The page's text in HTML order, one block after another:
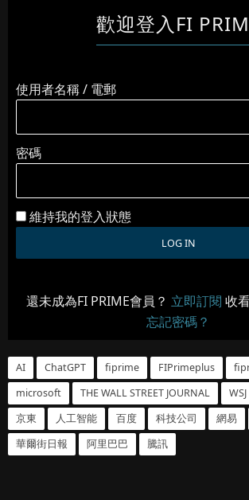
歡迎登入FI
使用者名稱 / 電郵
密碼
維持我的登入狀態
還未成為FI PRIME會員？ 立即訂閱 收
忘記密碼？
AI ChatGPT fiprime FIPrimeplus
microsoft
THE WALL STREET JOURNAL WSJ
京東
人工智能 百度 科技公司 網易
華爾街日報
阿里巴巴 騰訊